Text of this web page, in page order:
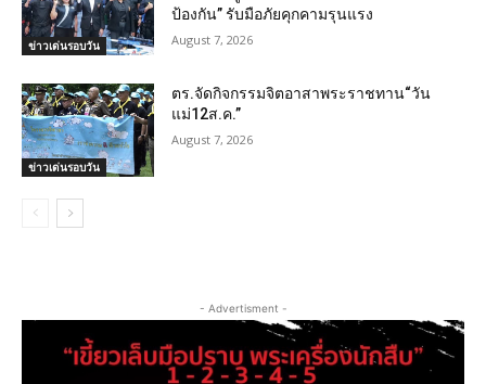
ข่าวเด่นรอบวัน
ป้องกัน” รับมือภัยคุกคามรุนแรง
August 7, 2026
ข่าวเด่นรอบวัน
ตร.จัดกิจกรรมจิตอาสาพระราชทาน“วัน
แม่12ส.ค.”
August 7, 2026
- Advertisment -